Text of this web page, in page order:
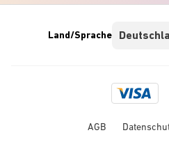
Visa
logo
Land/Sprache
AGB